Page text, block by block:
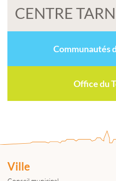
CENTRE TARN
Communautés
Office du
Ville